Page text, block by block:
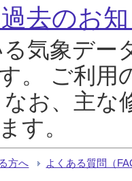
去のお
気象デー
。 ご利用
お、主な
す。
方へ よくある質問（